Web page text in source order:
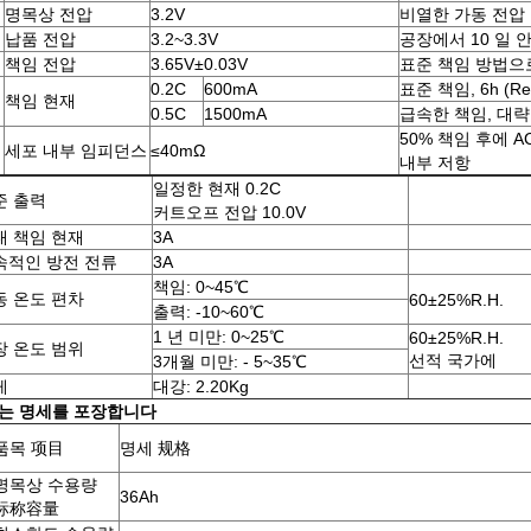
명목상 전압 3.2V
비열한 가동 전압
납품 전압
3.2~3.3V
공장에서 10 일
책임 전압
3.65V±0.03V
표준 책임 방법으
책임 현재
0.2C 600mA
표준 책임, 6h
0.5C
1500mA
급속한 책임, 대
세포 내부 임피던스 ≤40mΩ
50% 책임 후에
내부 저항
출력
일정한 현재 0.2C
커트오프 전압 10.0V
책임 현재
3A
적인 방전 전류
3A
온도 편차
책임: 0~45℃
60±25%R.H.
출력: -10~60℃
온도 범위
1 년 미만: 0~25℃
60±25%R.H.
선적 국가에
3개월 미만: - 5~35℃
대강: 2.20Kg
명세를 포장합니다
목 项目
명세 规格
목상 수용량
称容量
36Ah